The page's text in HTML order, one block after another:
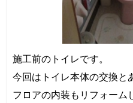
施工前のトイレです。
今回はトイレ本体の交換と
フロアの内装もリフォーム